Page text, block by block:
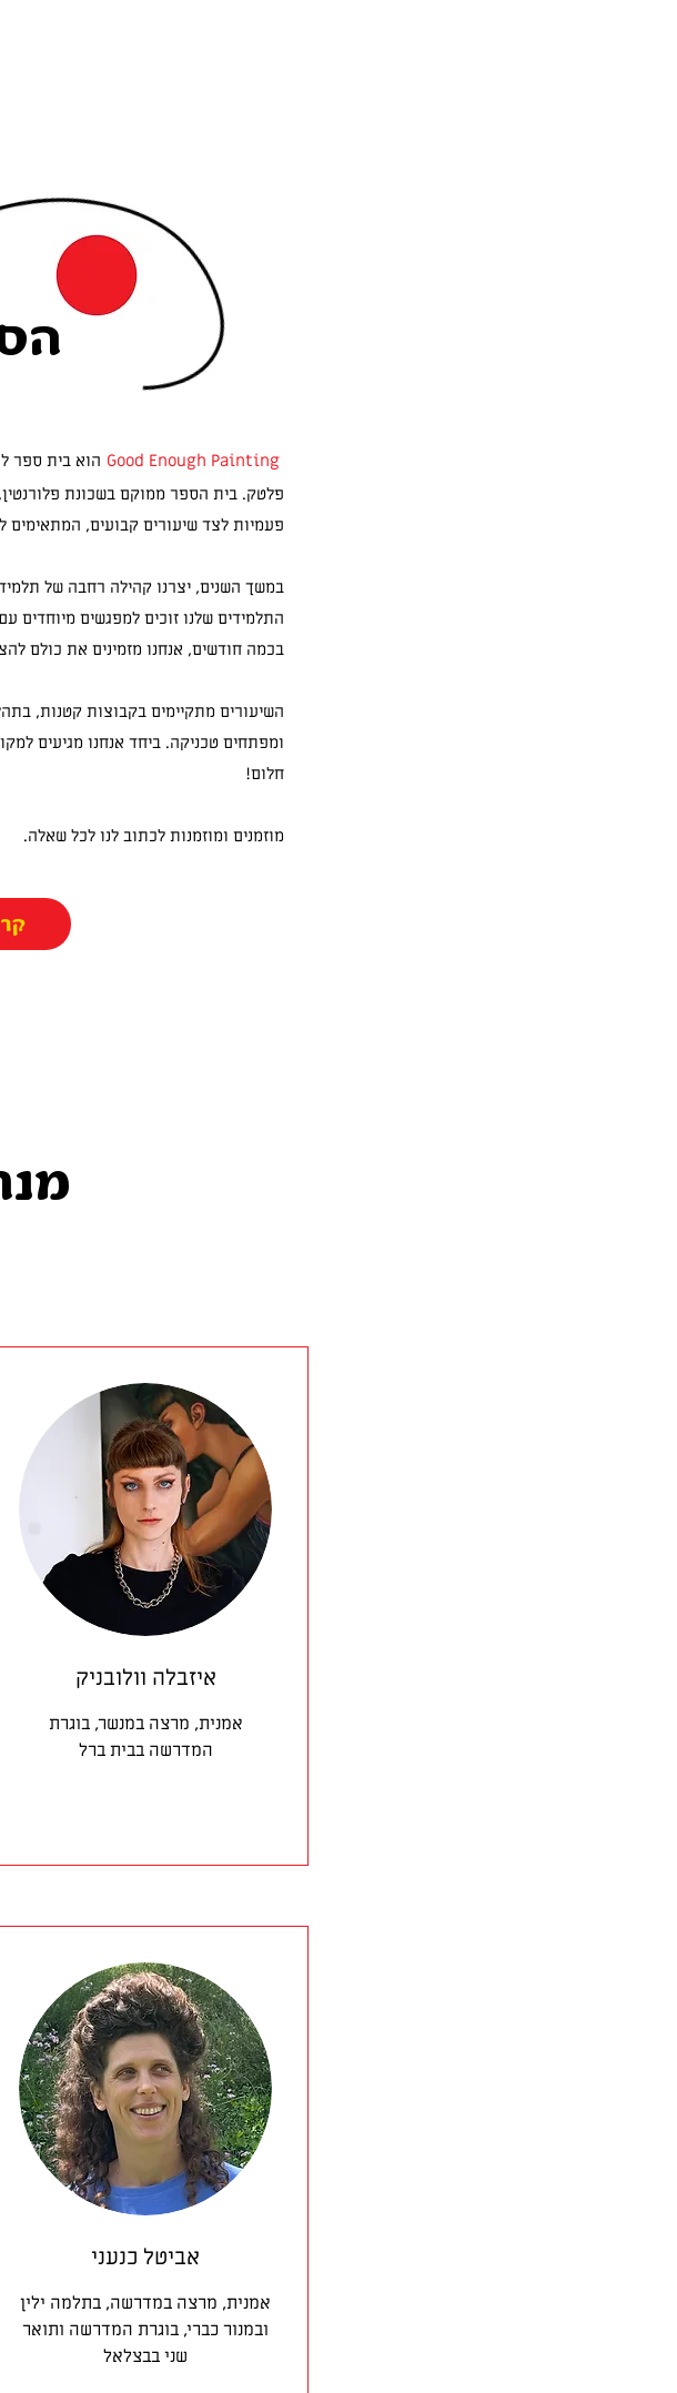
פלטק. בית הספר ממוקם בשכונת
פעמיות לצד שיעורים קבועים, המתאימים
במשך השנים, יצרנו קהילה רחבה של
התלמידים שלנו זוכים למפגשים מיוחדים
בכמה חודשים, אנחנו מזמינים את כולם
השיעורים מתקיימים בקבוצות קטנות,
ומפתחים טכניקה. ביחד אנחנו מגיעים
חלום!
מוזמנים ומוזמנות לכתוב לנו לכל שאלה.
איזבלה וולובניק
אמנית, מרצה במנשר, בוגרת
המדרשה בבית ברל
אביטל כנעני
אמנית, מרצה במדרשה, בתלמה ילין
ובמנור כברי, בוגרת המדרשה ותואר
שני בבצלאל